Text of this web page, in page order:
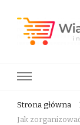
Strona główna
Jak